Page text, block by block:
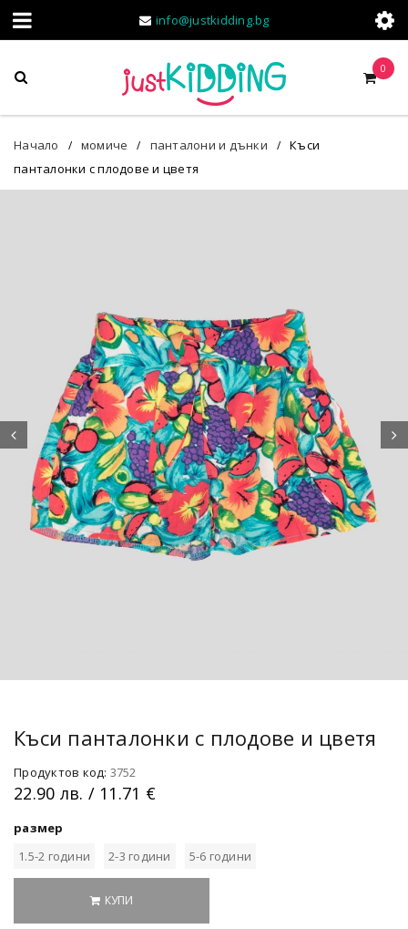
info@justkidding.bg
0
Начало / момиче / панталони и дънки /
Къси
панталонки с плодове и цветя
Къси панталонки с плодове и цветя
Продуктов код: 3752
22.90 лв. / 11.71 €
размер
1.5-2 години
2-3 години 5-6 години
КУПИ